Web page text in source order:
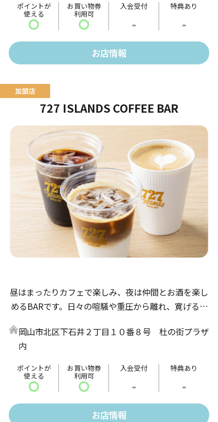
ポイントが
使える
〇
お買い物券
利用可
〇
入会受付
-
特典あり
-
お店情報
727 ISLANDS COFFEE BAR
昼はまったりカフェで楽しみ、夜は仲間とお酒を楽し
めるBARです。日々の喧騒や重圧から離れ、寛げるひ
リラックスした時間を過ごしたい方など、日常のさま
ざまなシーンに合ったカフェ＆バーになります。皆様
の貴重なお時間を最適な空間でお楽しみください。
岡山市北区下石井２丁目１０番８号 杜の街プラザ
内
ポイントが
使える
〇
お買い物券
利用可
〇
入会受付
-
特典あり
-
お店情報